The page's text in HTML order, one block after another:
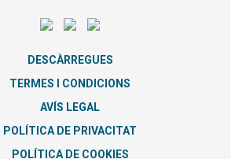
DESCÀRREGUES
TERMES I CONDICIONS
AVÍS LEGAL
POLÍTICA DE PRIVACITAT
POLÍTICA DE COOKIES